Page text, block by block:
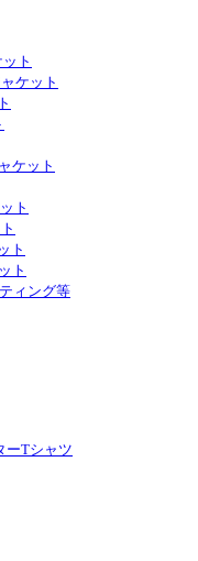
ト
ケット
ケット
ト
ト
ト
ィング等
ーTシャツ